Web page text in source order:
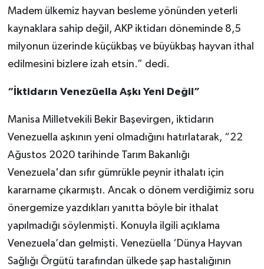
Madem ülkemiz hayvan besleme yönünden yeterli
kaynaklara sahip değil, AKP iktidarı döneminde 8,5
milyonun üzerinde küçükbaş ve büyükbaş hayvan ithal
edilmesini bizlere izah etsin.” dedi.
“İktidarın Venezüella Aşkı Yeni Değil”
Manisa Milletvekili Bekir Başevirgen, iktidarın
Venezuella aşkının yeni olmadığını hatırlatarak, “22
Ağustos 2020 tarihinde Tarım Bakanlığı
Venezuela'dan sıfır gümrükle peynir ithalatı için
kararname çıkarmıştı. Ancak o dönem verdiğimiz soru
önergemize yazdıkları yanıtta böyle bir ithalat
yapılmadığı söylenmişti. Konuyla ilgili açıklama
Venezuela’dan gelmişti. Venezüella ‘Dünya Hayvan
Sağlığı Örgütü tarafından ülkede şap hastalığının